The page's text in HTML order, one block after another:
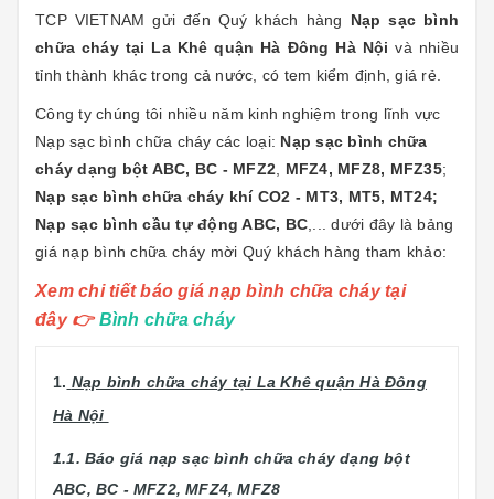
TCP VIETNAM gửi đến Quý khách hàng Nạp sạc bình
chữa cháy tại La Khê quận Hà Đông Hà Nộivà nhiều
tỉnh thành khác trong cả nước, có tem kiểm định, giá rẻ.
Công ty chúng tôi nhiều năm kinh nghiệm trong lĩnh vực
Nạp sạc bình chữa cháy các loại: Nạp sạc bình chữa
cháy dạng bột ABC, BC - MFZ2
MFZ4, MFZ8, MFZ35;
Nạp sạc bình chữa cháy khí CO2 - MT3, MT5, MT24;
Nạp sạc bình cầu tự động ABC, BC ,... dưới đây là bảng
giá nạp bình chữa cháy mời Quý khách hàng tham khảo:
Xem chi tiết báo giá nạp bình chữa cháy tại
đây👉Bình chữa cháy
1. Nạp bình chữa cháy tại La Khê quận Hà Đông
Hà Nội
1.1. Báo giá nạp sạc bình chữa cháy dạng bột
ABC, BC - MFZ2, MFZ4, MFZ8